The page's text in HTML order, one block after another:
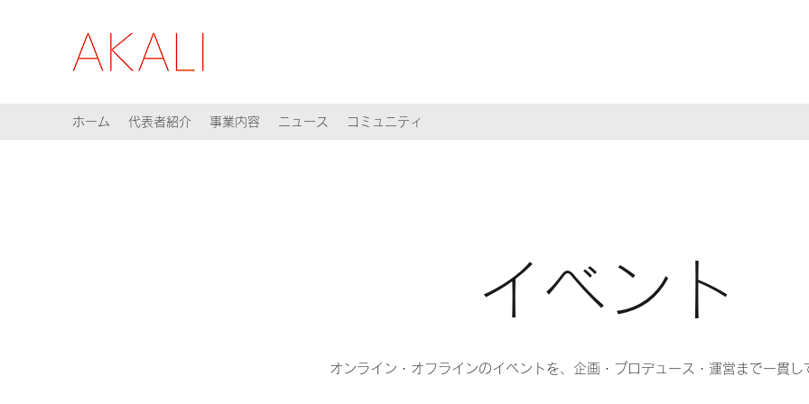
ホーム 代表者紹介 事業内容 ニュース コミュニティ
​イベント
オンライン・オフラインのイベントを、企画・プロデュース・運営まで一貫し